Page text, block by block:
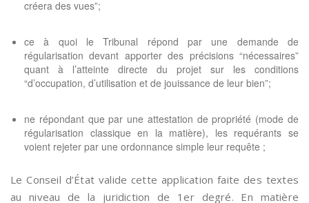
créera des vues”;
ce à quoi le Tribunal répond par une demande de
régularisation devant apporter des précisions “nécessaires”
quant à l’atteinte directe du projet sur les conditions
“d’occupation, d’utilisation et de jouissance de leur bien”;
ne répondant que par une attestation de propriété (mode de
régularisation classique en la matière), les requérants se
voient rejeter par une ordonnance simple leur requête ;
Le Conseil d’État valide cette application faite des textes
au niveau de la juridiction de 1er degré. En matière